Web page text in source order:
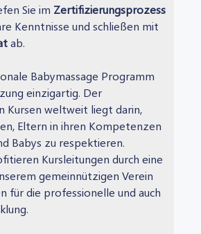
Sie im Zertifizierungsprozess
Kenntnisse und schließen mit
ab.
Babymassage Programm
einzigartig. Der
Kursen weltweit liegt darin,
Eltern in ihren Kompetenzen
Babys zu respektieren.
Kursleitungen durch eine
gemeinnützigen Verein
für die professionelle und auch